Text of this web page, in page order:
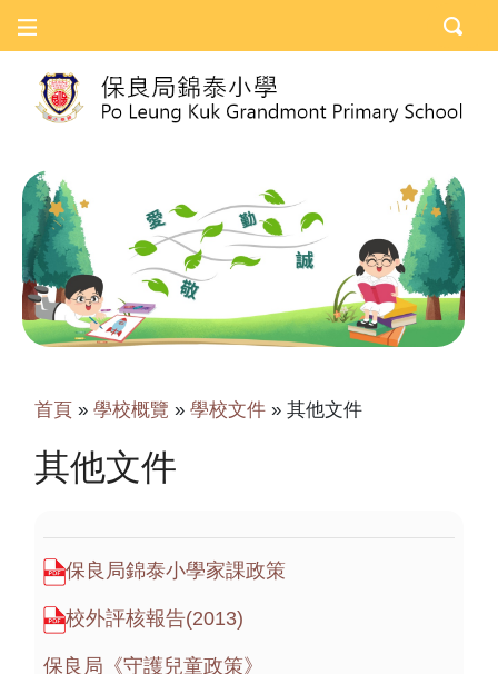
首頁 » 學校概覽 » 學校文件 » 其他文件
其他文件
保良局錦泰小學家課政策
校外評核報告(2013)
保良局《守護兒童政策》